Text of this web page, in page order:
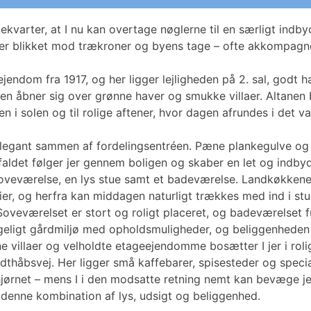
at I nu kan overtage nøglerne til en særligt
blikket mod trækroner og byens tage – ofte
fra 1917, og her ligger lejligheden på 2. sal, godt
åbner sig over grønne haver og smukke villaer.
i solen og til rolige aftener, hvor dagen afrundes i det
sammen af fordelingsentréen. Pæne plankegulve
følger jer gennem boligen og skaber en let og
en lys stue samt et badeværelse.
og herfra kan middagen naturligt trækkes med ind i
er stort og roligt placeret, og badeværelset
gårdmiljø med opholdsmuligheder, og
villaer og velholdte etageejendomme bosætter I jer i
Her ligger små kaffebarer, spisesteder og
– mens I i den modsatte retning nemt kan bevæge
kombination af lys, udsigt og beliggenhed.